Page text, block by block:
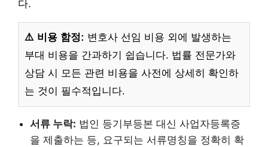
다.
⚠️ 비용 함정: 변호사 선임 비용 외에 발생하는
부대 비용을 간과하기 쉽습니다. 법률 전문가와
상담 시 모든 관련 비용을 사전에 상세히 확인하
는 것이 필수적입니다.
서류 누락: 법인 등기부등본 대신 사업자등록증
을 제출하는 등, 요구되는 서류명칭을 정확히 확